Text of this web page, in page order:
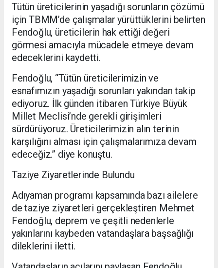
Tütün üreticilerinin yaşadığı sorunların çözümü
için TBMM’de çalışmalar yürüttüklerini belirten
Fendoğlu, üreticilerin hak ettiği değeri
görmesi amacıyla mücadele etmeye devam
edeceklerini kaydetti.
Fendoğlu, “Tütün üreticilerimizin ve
esnafımızın yaşadığı sorunları yakından takip
ediyoruz. İlk günden itibaren Türkiye Büyük
Millet Meclisi’nde gerekli girişimleri
sürdürüyoruz. Üreticilerimizin alın terinin
karşılığını alması için çalışmalarımıza devam
edeceğiz.” diye konuştu.
Taziye Ziyaretlerinde Bulundu
Adıyaman programı kapsamında bazı ailelere
de taziye ziyaretleri gerçekleştiren Mehmet
Fendoğlu, deprem ve çeşitli nedenlerle
yakınlarını kaybeden vatandaşlara başsağlığı
dileklerini iletti.